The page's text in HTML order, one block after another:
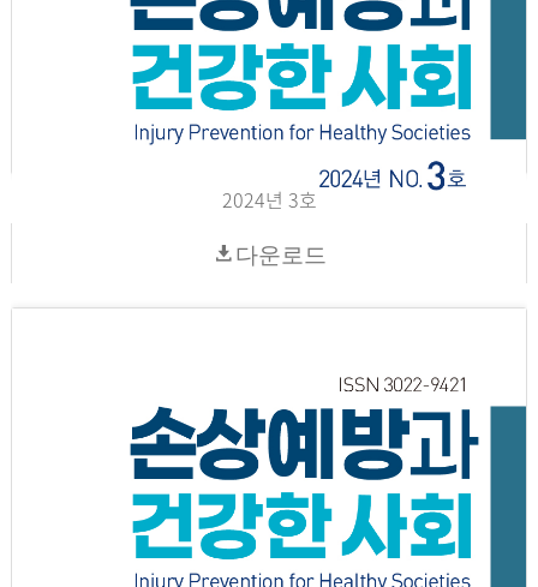
2024년 3호
다운로드